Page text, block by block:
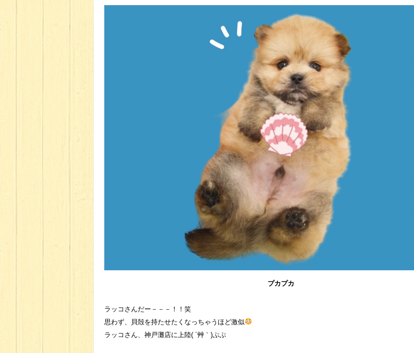
プカプカ
ラッコさんだー－－－！！笑
思わず、貝殻を持たせたくなっちゃうほど激似
ラッコさん、神戸灘店に上陸( ´艸｀)ぷぷ